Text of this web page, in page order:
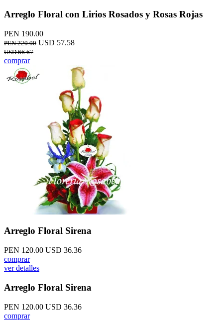
Arreglo Floral con Lirios Rosados y Rosas Rojas
PEN 190.00
PEN 220.00 USD 57.58
USD 66.67
comprar
Arreglo Floral Sirena
PEN 120.00 USD 36.36
comprar
ver detalles
Arreglo Floral Sirena
PEN 120.00 USD 36.36
comprar